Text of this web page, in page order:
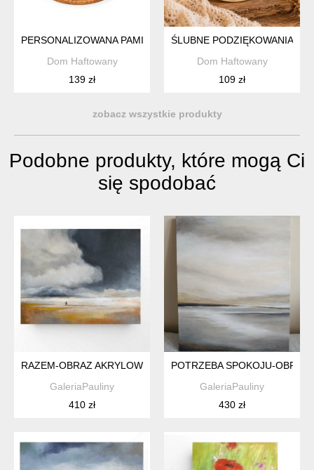
PERSONALIZOWANA PAMIĄTKA ŚLUBNA, HAFT W OPRAWIE
Dom Haftowany
139 zł
ŚLUBNE PODZIĘKOWANIA
Dom Haftowany
109 zł
zobacz wszystkie produkty
Podobne produkty, które mogą Ci
się spodobać
RAZEM-OBRAZ AKRYLOWY FORMATU 40/50 CM
GaleriaPauliny
410 zł
POTRZEBA SPOKOJU-
GaleriaPauliny
430 zł